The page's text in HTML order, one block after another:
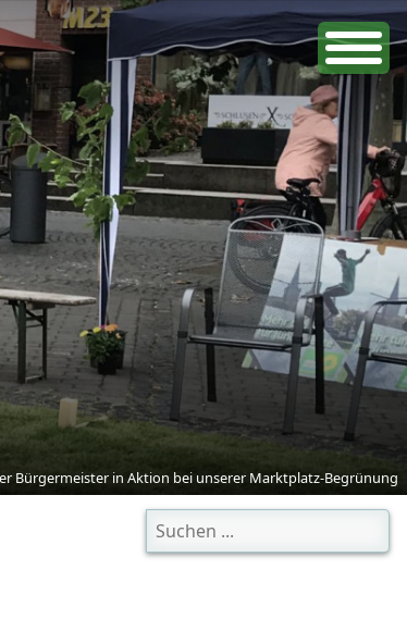
Bürgermeister in Aktion bei unserer Marktplatz-Begrünung